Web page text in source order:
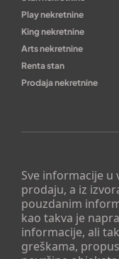
Sve informacije u
prodaju, a iz
pouzdanim
kao takva je
informacije, ali
greškama,
Play nekretnine
King nekretnine
Arts nekretnine
Renta stan
Prodaja nekretnine